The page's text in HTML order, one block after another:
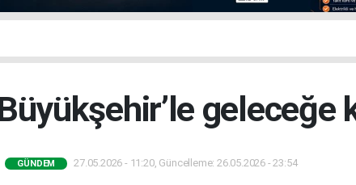
geleceğe
GÜNDEM 27.05.2026 - 11:20, Güncelleme: 26.05.2026 - 23:54